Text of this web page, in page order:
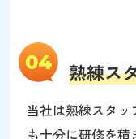
04 熟練ス
当社は熟練スタッ
も十分に研修を